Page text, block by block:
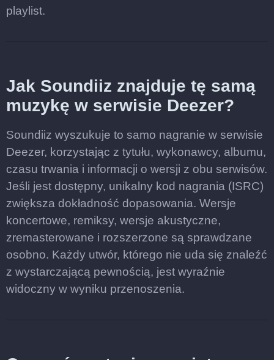
playlist.
Jak Soundiiz znajduje tę samą
muzykę w serwisie Deezer?
Soundiiz wyszukuje to samo nagranie w serwisie
Deezer, korzystając z tytułu, wykonawcy, albumu,
czasu trwania i informacji o wersji z obu serwisów.
Jeśli jest dostępny, unikalny kod nagrania (ISRC)
zwiększa dokładność dopasowania. Wersje
koncertowe, remiksy, wersje akustyczne,
zremasterowane i rozszerzone są sprawdzane
osobno. Każdy utwór, którego nie uda się znaleźć
z wystarczającą pewnością, jest wyraźnie
widoczny w wyniku przenoszenia.